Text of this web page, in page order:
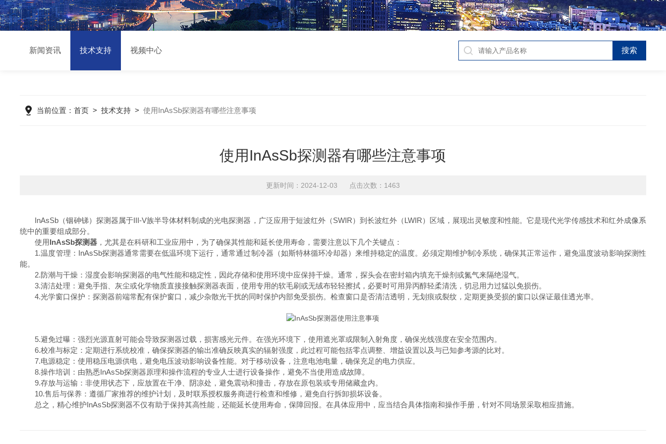
新闻资讯 技术支持 视频中心
当前位置：首页 >技术支持 >使用InAsSb探测器有哪些注意事项
使用InAsSb探测器有哪些注意事项
更新时间：2024-12-03 点击次数：1463
InAsSb（铟砷锑）探测器属于III-V族半导体材料制成的光电探测器，广泛应用于短波红外（SWIR）到长波红外（LWIR）区域，展现出灵敏度和性能。它是现代光学传感技术和红外成像系
统中的重要组成部分。
使用InAsSb探测器 ，尤其是在科研和工业应用中，为了确保其性能和延长使用寿命，需要注意以下几个关键点：
1.温度管理：InAsSb探测器通常需要在低温环境下运行，通常通过制冷器（如斯特林循环冷却器）来维持稳定的温度。必须定期维护制冷系统，确保其正常运作，避免温度波动影响探测性
能。
2.防潮与干燥：湿度会影响探测器的电气性能和稳定性，因此存储和使用环境中应保持干燥。通常，探头会在密封箱内填充干燥剂或氮气来隔绝湿气。
3.清洁处理：避免手指、灰尘或化学物质直接接触探测器表面，使用专用的软毛刷或无绒布轻轻擦拭，必要时可用异丙醇轻柔清洗，切忌用力过猛以免损伤。
4.光学窗口保护：探测器前端常配有保护窗口，减少杂散光干扰的同时保护内部免受损伤。检查窗口是否清洁透明，无划痕或裂纹，定期更换受损的窗口以保证最佳透光率。
5.避免过曝：强烈光源直射可能会导致探测器过载，损害感光元件。在强光环境下，使用遮光罩或限制入射角度，确保光线强度在安全范围内。
6.校准与标定：定期进行系统校准，确保探测器的输出准确反映真实的辐射强度，此过程可能包括零点调整、增益设置以及与已知参考源的比对。
7.电源稳定：使用稳压电源供电，避免电压波动影响设备性能。对于移动设备，注意电池电量，确保充足的电力供应。
8.操作培训：由熟悉InAsSb探测器原理和操作流程的专业人士进行设备操作，避免不当使用造成故障。
9.存放与运输：非使用状态下，应放置在干净、阴凉处，避免震动和撞击，存放在原包装或专用储藏盒内。
10.售后与保养：遵循厂家推荐的维护计划，及时联系授权服务商进行检查和维修，避免自行拆卸损坏设备。
总之，精心维护InAsSb探测器不仅有助于保持其高性能，还能延长使用寿命，保障回报。在具体应用中，应当结合具体指南和操作手册，针对不同场景采取相应措施。